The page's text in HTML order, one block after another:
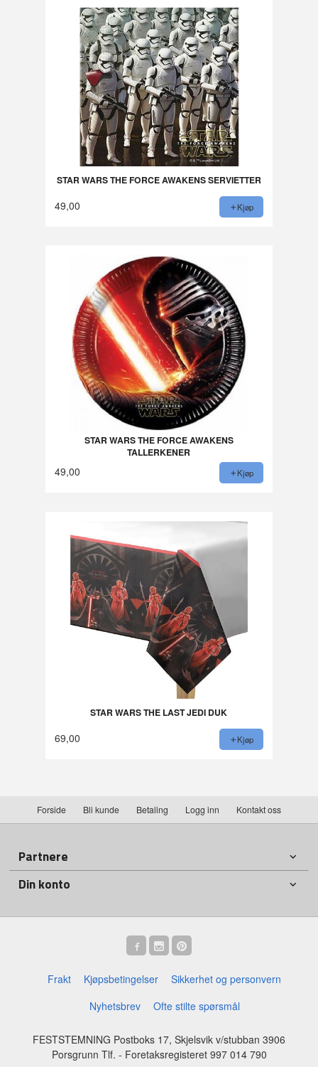
STAR WARS THE FORCE AWAKENS SERVIETTER
49,00 Kjøp
STAR WARS THE FORCE AWAKENS
TALLERKENER
49,00 Kjøp
STAR WARS THE LAST JEDI DUK
69,00 Kjøp
Forside Bli kunde Betaling Logg inn Kontakt oss
Partnere
Din konto
Frakt Kjøpsbetingelser
Sikkerhet og personvern
Nyhetsbrev
Ofte stilte spørsmål
FESTSTEMNING Postboks 17, Skjelsvik v/stubban 3906
Porsgrunn Tlf. - Foretaksregisteret 997 014 790